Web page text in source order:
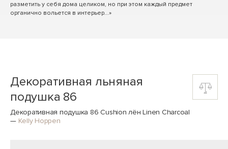
разметить у себя дома целиком, но при этом каждый предмет
органично вольется в интерьер...»
Декоративная льняная
подушка 86
Декоративная подушка 86 Cushion лён Linen Charcoal
— Kelly Hoppen